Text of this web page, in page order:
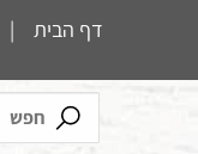
דף הבית |